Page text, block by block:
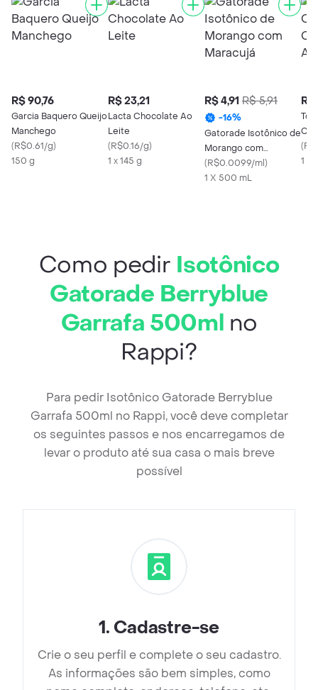
R$ 90,76
Garcia Baquero Queijo
Manchego
(R$0.61/g)
150 g
R$ 23,21
Lacta Chocolate Ao
Leite
(R$0.16/g)
1 x 145 g
R$ 4,91 R$ 5,91
-16%
Gatorade Isotônico de
Morango com
Maracujá
(R$0.0099/ml)
1 X 500 mL
R$
(
1 X
Como pedir Isotônico
Gatorade Berryblue
Garrafa 500ml no
Rappi?
Para pedir Isotônico Gatorade Berryblue
Garrafa 500ml no Rappi, você deve completar
os seguintes passos e nos encarregamos de
levar o produto até sua casa o mais breve
possível
1. Cadastre-se
Crie o seu perfil e complete o seu cadastro.
As informações são bem simples, como